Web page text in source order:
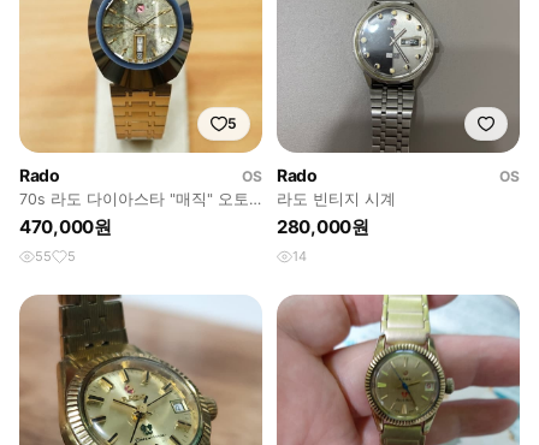
5
Rado
OS
70s 라도 다이아스타 "매직" 오토
매틱 시계
470,000원
55 5
Rado
OS
라도 빈티지 시계
280,000원
14